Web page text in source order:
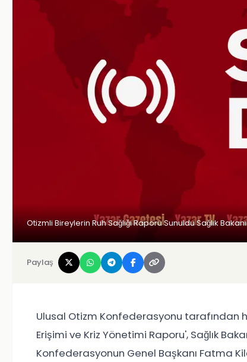
Otizmli Bireylerin Ruh Sağlığı Raporu Sunuldu Sağlık
Paylaş
Ulusal Otizm Konfederasyonu tarafından
Erişimi ve Kriz Yönetimi Raporu', Sağlık
Konfederasyonun Genel Başkanı Fatma